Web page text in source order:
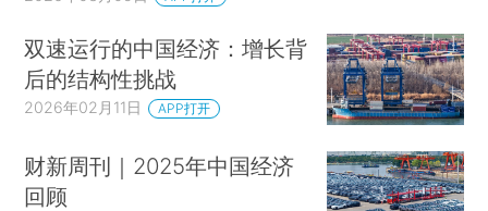
双速运行的中国经济：增长背
后的结构性挑战
2026年02月11日 APP打开
财新周刊｜2025年中国经济
回顾